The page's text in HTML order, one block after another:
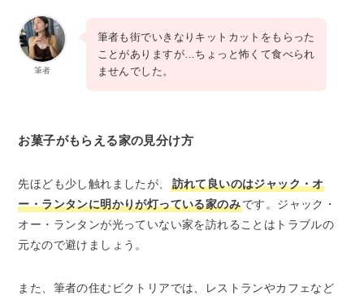
筆者
筆者も街でいきなりキットカットをもらった
ことがありますが…ちょっと怖くて食べられ
ませんでした。
お菓子がもらえる家の見分け方
先ほども少し触れましたが、
訪れて良いのはジャック・オ
ー・ランタンに明かりが灯っている家のみです。ジャック・
オー・ランタンが光っていない家を訪れることはトラブルの
元なので避けましょう。
また、筆者の住むビクトリアでは、レストランやカフェなど